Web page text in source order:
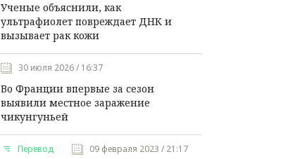
Ученые объяснили, как
ультрафиолет повреждает ДНК и
вызывает рак кожи
30 июля 2026 / 16:37
Во Франции впервые за сезон
выявили местное заражение
чикунгуньей
Перевод 09 февраля 2023 / 21:17